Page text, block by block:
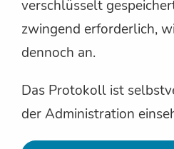
verschlüsselt
zwingend erforderlich,
dennoch an.
Das Protokoll ist
der Administration